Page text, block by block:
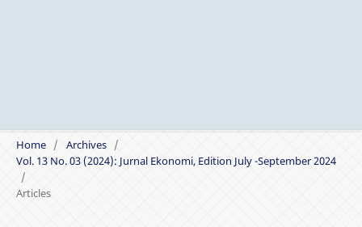
Home / Archives /
Vol. 13 No. 03 (2024): Jurnal Ekonomi, Edition July -September 2024
/
Articles